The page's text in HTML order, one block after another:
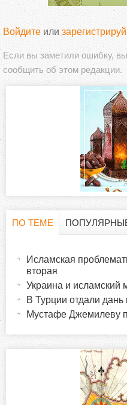
Войдите или
Если вы заметили ошибку,
сообщить об этом редакции.
ПО ТЕМЕ
Исламская
вторая
Украина и исламский
В Турции отдали
Мустафе Джемилеву